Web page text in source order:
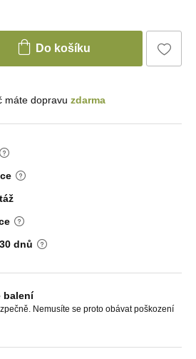
Do košíku
máte dopravu zdarma
dnů
balení
Nemusíte se proto obávat poškození